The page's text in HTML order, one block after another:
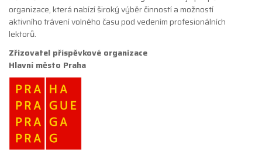
organizace, která nabízí široký výběr činností a možností
aktivního trávení volného času pod vedením profesionálních
lektorů.
Zřizovatel příspěvkové organizace
Hlavní město Praha